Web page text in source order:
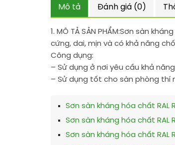
Mô tả Đánh giá (0)
1. MÔ TẢ SẢN PHẨM:Sơn sàn
cứng, dai, mịn và có khả năng
Công dụng:
– Sử dụng ở nơi yêu cầu khả
– Sử dụng tốt cho sàn phòng thí
Sơn sàn kháng hóa chất RAL
Sơn sàn kháng hóa chất RAL
Sơn sàn kháng hóa chất RAL